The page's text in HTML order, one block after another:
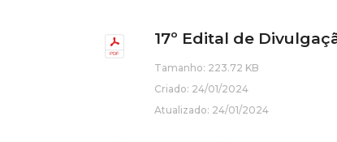
17º Edital de
Tamanho: 223.72 KB
Criado: 24/01/2024
Atualizado: 24/01/2024